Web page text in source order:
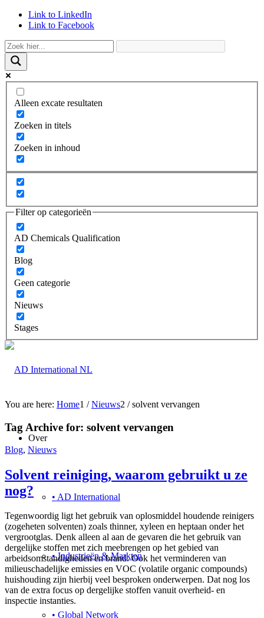
Link to LinkedIn
Link to Facebook
Alleen excate resultaten
Zoeken in titels
Zoeken in inhoud
Filter op categorieën
AD Chemicals Qualification
Blog
Geen categorie
Nieuws
Stages
Over
• AD International
• Industrieën & Markten
• Global Network
You are here: Home1 / Nieuws2 / solvent vervangen
Tag Archive for: solvent vervangen
Blog, Nieuws
Solvent reiniging, waarom gebruikt u ze
nog?
Tegenwoordig ligt het gebruik van oplosmiddel houdende reinigers
(zogeheten solventen) zoals thinner, xyleen en heptaan onder het
vergrootglas. Denk alleen al aan de gevaren die het gebruik van
dergelijke stoffen met zich meebrengen op het gebied van
arbeidsomstandigheden en brand. Ook het verminderen van
milieuschadelijke emissies en VOC (volatile organic compounds)
huishouding zijn hierbij veel besproken onderwerpen. Dat nog los
van de extra focus op dergelijke stoffen vanuit overheid- en
inspectie instanties.